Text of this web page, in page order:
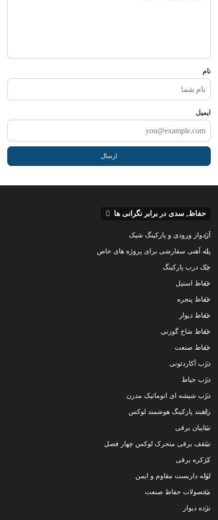
نام
ایمیل
حفاظ, سدی در برابر نگرانی ها
آردواز ورودی و پارکینگ شیک
پله آهنی سفارشی برای پروژه های خاص
جک درب پارکینگ
حفاظ استیل
حفاظ پنجره
حفاظ دیوار
حفاظ شاخ گوزنی
حفاظ صنعت
درب آکاردئونی
درب حیاط
درب شیشه ای اتوماتیک مدرن
راهبند پارکینگ هوشمند لوکس
سایبان برقی
سقف برقی متحرک لوکس چهار فصل
کرکره برقی
لوله داربست مقاوم و ایمن
محصولات حفاظ صنعت
نرده دیوار